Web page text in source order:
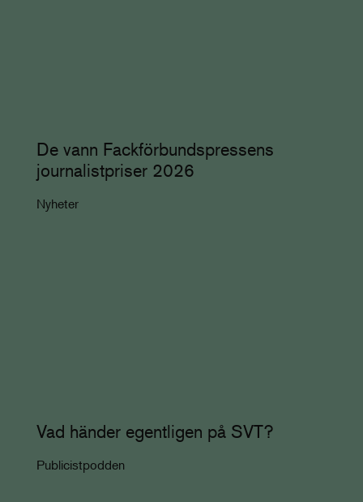
De vann Fackförbundspressens
journalistpriser 2026
Nyheter
Vad händer egentligen på SVT?
Publicistpodden